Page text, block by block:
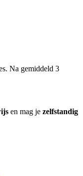
Na gemiddeld 3
en mag je zelfstandig